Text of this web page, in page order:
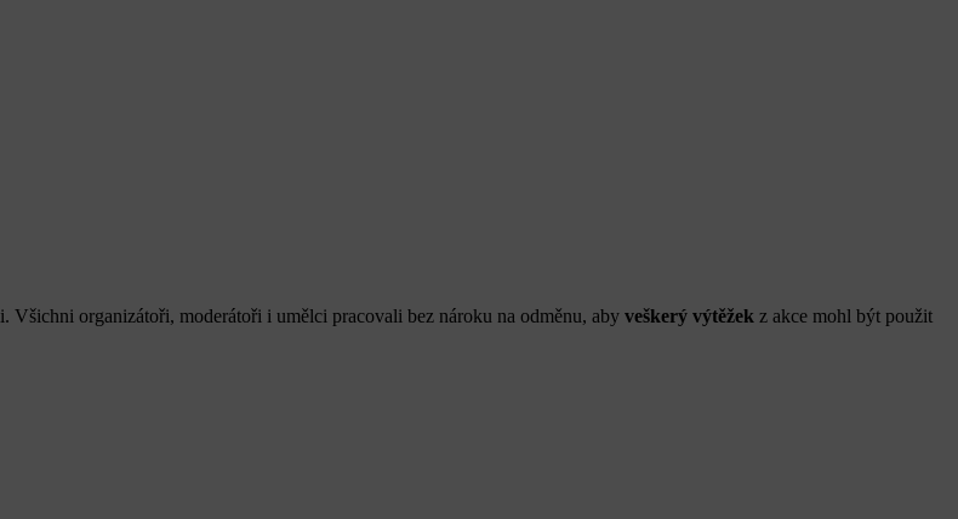
organizátoři, moderátoři i umělci pracovali bez nároku na odměnu, aby veškerý výtěžek z akce mohl být použit